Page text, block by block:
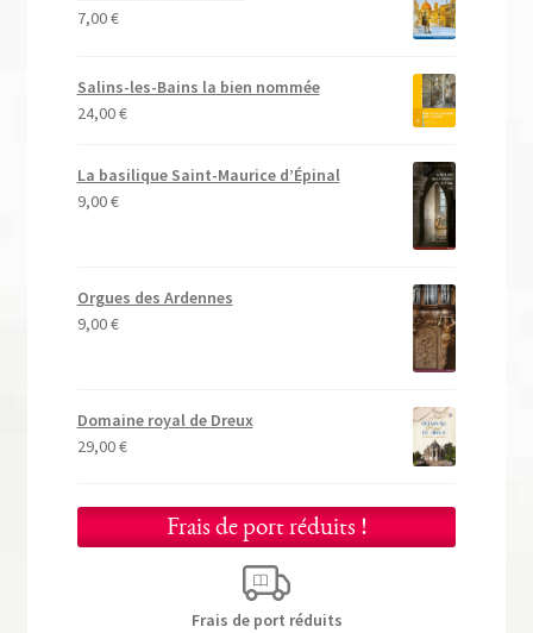
7,00€
Salins-les-Bains la bien nommée
24,00€
La basilique Saint-Maurice d’Épinal
9,00€
Orgues des Ardennes
9,00€
Domaine royal de Dreux
29,00€
Frais de port réduits !
Frais de port réduits